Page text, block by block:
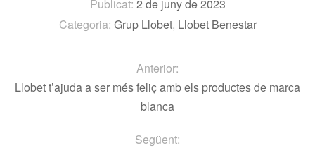
Publicat: 2 de juny de 2023
Categoria: Grup Llobet, Llobet Benestar
Anterior:
Llobet t’ajuda a ser més feliç amb els productes de marca
blanca
Següent: